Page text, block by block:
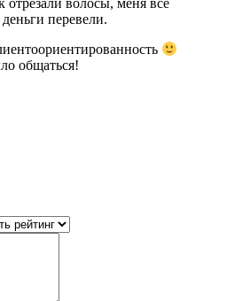
перевели.
общаться!